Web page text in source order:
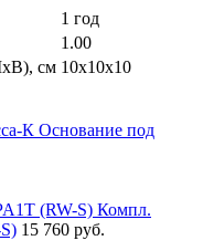
1 год
1.00
см 10x10x10
Основание под
Компл.
15 760 руб.